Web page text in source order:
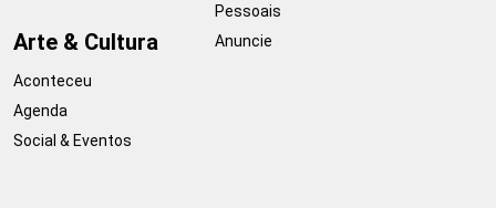
Arte & Cultura
Aconteceu
Agenda
Social & Eventos
Pessoais
Anuncie